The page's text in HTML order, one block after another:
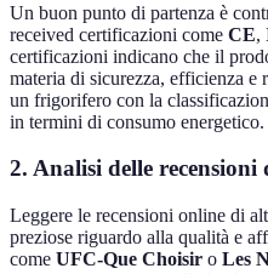
Un buon punto di partenza è
received certificazioni come CE,
certificazioni indicano che il
materia di sicurezza, efficienza e
un frigorifero con la
in termini di consumo energetico.
2. Analisi delle recensioni
Leggere le recensioni online di
preziose riguardo alla qualità e
come UFC-Que Choisir o Les